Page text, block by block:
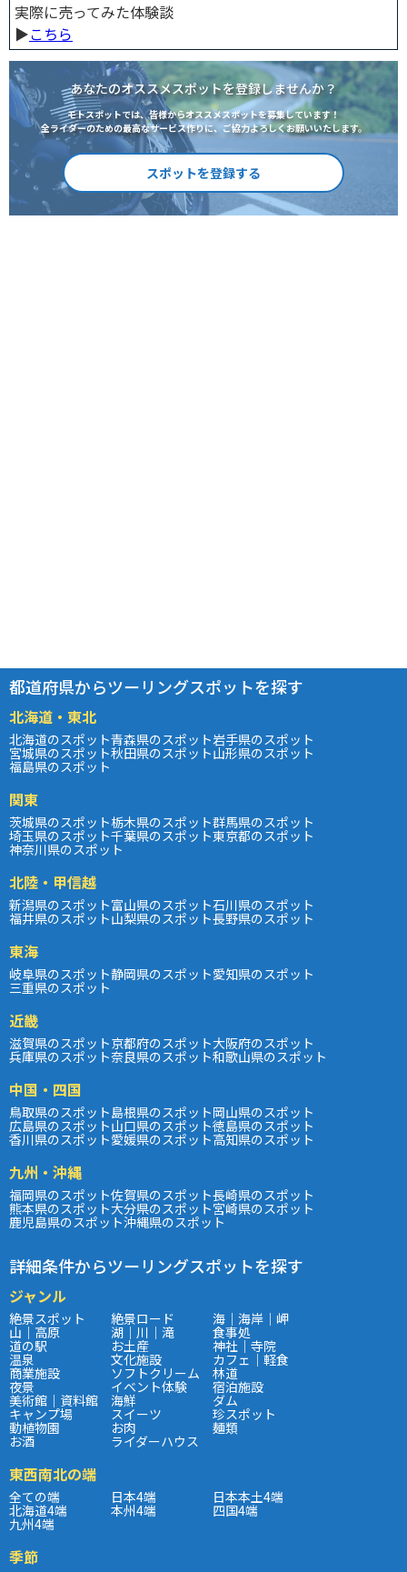
実際に売ってみた体験談
▶︎こちら
あなたのオススメスポットを登録しませんか？
モトスポットでは、皆様からオススメスポットを募集しています！
全ライダーのための最高なサービス作りに、ご協力よろしくお願いいたします。
スポットを登録する
都道府県からツーリングスポットを探す
北海道・東北
北海道のスポット青森県のスポット岩手県のスポット
宮城県のスポット秋田県のスポット山形県のスポット
福島県のスポット
関東
茨城県のスポット栃木県のスポット群馬県のスポット
埼玉県のスポット千葉県のスポット東京都のスポット
神奈川県のスポット
北陸・甲信越
新潟県のスポット富山県のスポット石川県のスポット
福井県のスポット山梨県のスポット長野県のスポット
東海
岐阜県のスポット静岡県のスポット愛知県のスポット
三重県のスポット
近畿
滋賀県のスポット京都府のスポット大阪府のスポット
兵庫県のスポット奈良県のスポット和歌山県のスポット
中国・四国
鳥取県のスポット島根県のスポット岡山県のスポット
広島県のスポット山口県のスポット徳島県のスポット
香川県のスポット愛媛県のスポット高知県のスポット
九州・沖縄
福岡県のスポット佐賀県のスポット長崎県のスポット
熊本県のスポット大分県のスポット宮崎県のスポット
鹿児島県のスポット沖縄県のスポット
詳細条件からツーリングスポットを探す
ジャンル
絶景スポット 絶景ロード 海｜海岸｜岬
山｜高原 湖｜川｜滝 食事処
道の駅 お土産 神社｜寺院
温泉 文化施設 カフェ｜軽食
商業施設 ソフトクリーム 林道
夜景 イベント体験 宿泊施設
美術館｜資料館 海鮮 ダム
キャンプ場 スイーツ 珍スポット
動植物園 お肉 麺類
お酒 ライダーハウス
東西南北の端
全ての端 日本4端 日本本土4端
北海道4端 本州4端 四国4端
九州4端
季節